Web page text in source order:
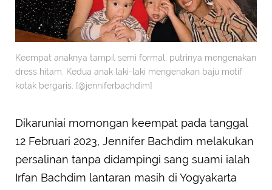
Keempat anaknya tampil semi formal, putrinya mengenakan
dress hitam. Kedua anak laki-laki mengenakan baju motif
kotak bergaris. [@jenniferbachdim]
Dikaruniai momongan keempat pada tanggal
12 Februari 2023, Jennifer Bachdim melakukan
persalinan tanpa didampingi sang suami ialah
Irfan Bachdim lantaran masih di Yogyakarta